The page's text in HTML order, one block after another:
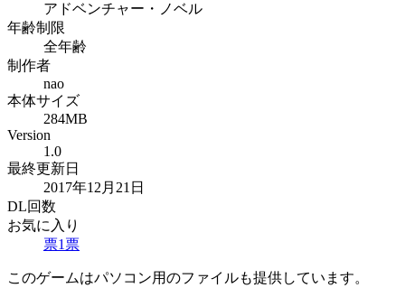
アドベンチャー・ノベル
年齢制限
全年齢
制作者
nao
本体サイズ
284MB
Version
1.0
最終更新日
2017年12月21日
DL回数
お気に入り
票1 票
このゲームはパソコン用のファイルも提供しています。